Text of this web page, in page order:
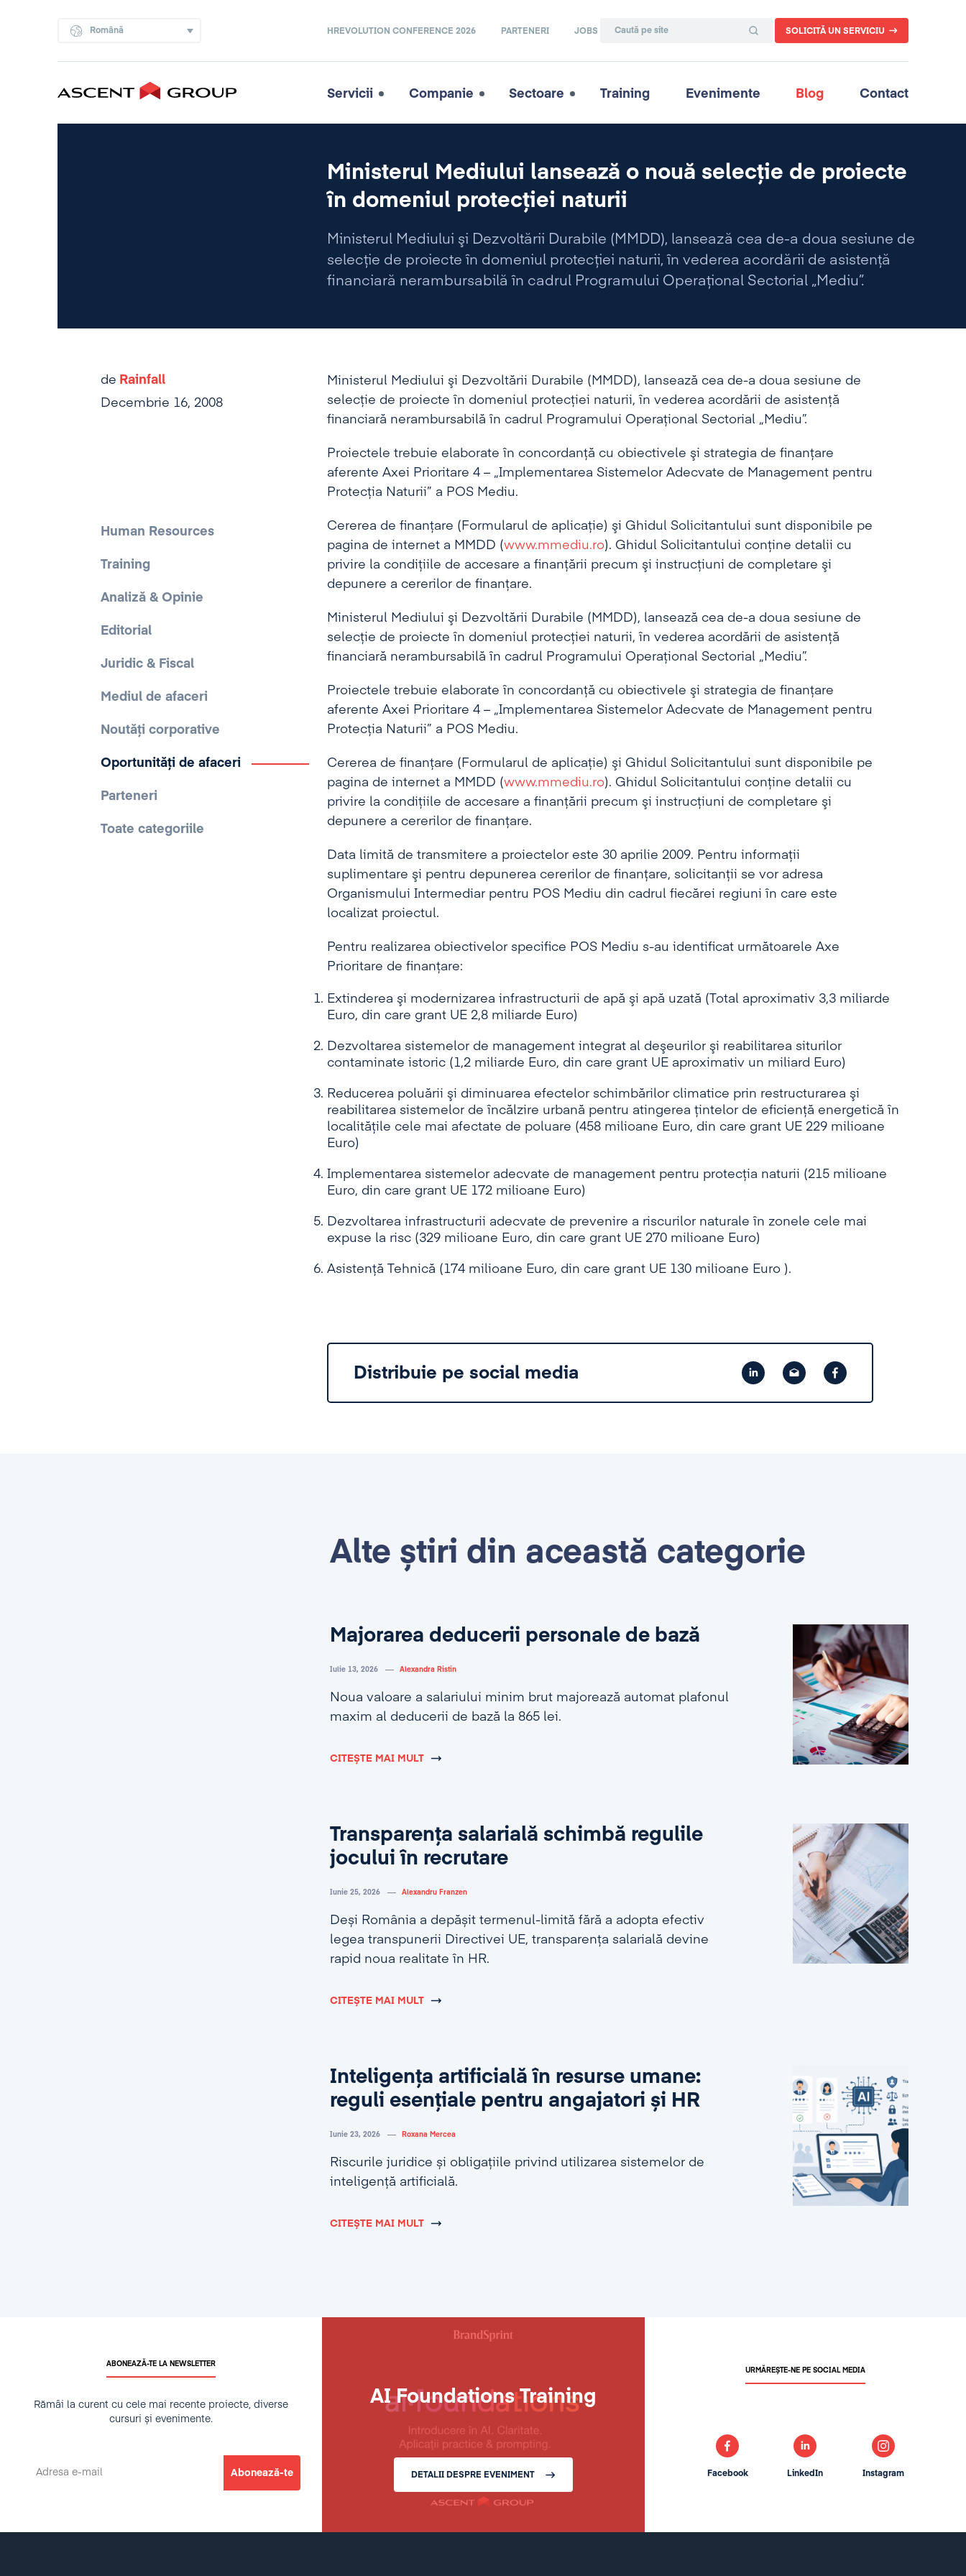
Română HREVOLUTION CONFERENCE 2026 PARTENERI JOBS SOLICITĂ UN SERVICIU
Servicii Companie Sectoare Training Evenimente Blog Contact
Ministerul Mediului lansează o nouă selecţie de proiecte
în domeniul protecţiei naturii
Ministerul Mediului şi Dezvoltării Durabile (MMDD), lansează cea de-a doua sesiune de
selecţie de proiecte în domeniul protecţiei naturii, în vederea acordării de asistenţă
financiară nerambursabilă în cadrul Programului Operaţional Sectorial „Mediu”.
de Rainfall
Decembrie 16, 2008
Human Resources
Training
Analiză & Opinie
Editorial
Juridic & Fiscal
Mediul de afaceri
Noutăți corporative
Oportunități de afaceri
Parteneri
Toate categoriile
Ministerul Mediului şi Dezvoltării Durabile (MMDD), lansează cea de-a doua sesiune de
selecţie de proiecte în domeniul protecţiei naturii, în vederea acordării de asistenţă
financiară nerambursabilă în cadrul Programului Operaţional Sectorial „Mediu”.
Proiectele trebuie elaborate în concordanţă cu obiectivele şi strategia de finanţare
aferente Axei Prioritare 4 – „Implementarea Sistemelor Adecvate de Management pentru
Protecţia Naturii” a POS Mediu.
Cererea de finanţare (Formularul de aplicaţie) şi Ghidul Solicitantului sunt disponibile pe
pagina de internet a MMDD (www.mmediu.ro). Ghidul Solicitantului conţine detalii cu
privire la condiţiile de accesare a finanţării precum şi instrucţiuni de completare şi
depunere a cererilor de finanţare.
Ministerul Mediului şi Dezvoltării Durabile (MMDD), lansează cea de-a doua sesiune de
selecţie de proiecte în domeniul protecţiei naturii, în vederea acordării de asistenţă
financiară nerambursabilă în cadrul Programului Operaţional Sectorial „Mediu”.
Proiectele trebuie elaborate în concordanţă cu obiectivele şi strategia de finanţare
aferente Axei Prioritare 4 – „Implementarea Sistemelor Adecvate de Management pentru
Protecţia Naturii” a POS Mediu.
Cererea de finanţare (Formularul de aplicaţie) şi Ghidul Solicitantului sunt disponibile pe
pagina de internet a MMDD (www.mmediu.ro). Ghidul Solicitantului conţine detalii cu
privire la condiţiile de accesare a finanţării precum şi instrucţiuni de completare şi
depunere a cererilor de finanţare.
Data limită de transmitere a proiectelor este 30 aprilie 2009. Pentru informaţii
suplimentare şi pentru depunerea cererilor de finanţare, solicitanţii se vor adresa
Organismului Intermediar pentru POS Mediu din cadrul fiecărei regiuni în care este
localizat proiectul.
Pentru realizarea obiectivelor specifice POS Mediu s-au identificat următoarele Axe
Prioritare de finanţare:
Extinderea şi modernizarea infrastructurii de apă şi apă uzată (Total aproximativ 3,3 miliarde
Euro, din care grant UE 2,8 miliarde Euro)
Dezvoltarea sistemelor de management integrat al deşeurilor şi reabilitarea siturilor
contaminate istoric (1,2 miliarde Euro, din care grant UE aproximativ un miliard Euro)
Reducerea poluării şi diminuarea efectelor schimbărilor climatice prin restructurarea şi
reabilitarea sistemelor de încălzire urbană pentru atingerea ţintelor de eficienţă energetică în
localităţile cele mai afectate de poluare (458 milioane Euro, din care grant UE 229 milioane
Euro)
Implementarea sistemelor adecvate de management pentru protecţia naturii (215 milioane
Euro, din care grant UE 172 milioane Euro)
Dezvoltarea infrastructurii adecvate de prevenire a riscurilor naturale în zonele cele mai
expuse la risc (329 milioane Euro, din care grant UE 270 milioane Euro)
Asistenţă Tehnică (174 milioane Euro, din care grant UE 130 milioane Euro ).
Distribuie pe social media
Alte știri din această categorie
Majorarea deducerii personale de bază
Iulie 13, 2026 Alexandra Ristin
Noua valoare a salariului minim brut majorează automat plafonul
maxim al deducerii de bază la 865 lei.
CITEȘTE MAI MULT
Transparența salarială schimbă regulile
jocului în recrutare
Iunie 25, 2026 Alexandru Franzen
Deși România a depășit termenul-limită fără a adopta efectiv
legea transpunerii Directivei UE, transparența salarială devine
rapid noua realitate în HR.
CITEȘTE MAI MULT
Inteligența artificială în resurse umane:
reguli esențiale pentru angajatori și HR
Iunie 23, 2026 Roxana Mercea
Riscurile juridice și obligațiile privind utilizarea sistemelor de
inteligență artificială.
CITEȘTE MAI MULT
ABONEAZĂ-TE LA NEWSLETTER
Rămâi la curent cu cele mai recente proiecte, diverse
cursuri și evenimente.
AI Foundations Training
DETALII DESPRE EVENIMENT
URMĂREȘTE-NE PE SOCIAL MEDIA
Facebook LinkedIn Instagram